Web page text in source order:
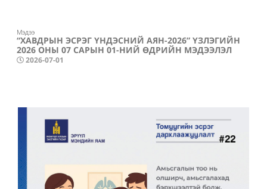
Мэдээ
“ХАВДРЫН ЭСРЭГ ҮНДЭСНИЙ АЯН-2026” ҮЗЛЭГИЙН
2026 ОНЫ 07 САРЫН 01-НИЙ ӨДРИЙН МЭДЭЭЛЭЛ
2026-07-01